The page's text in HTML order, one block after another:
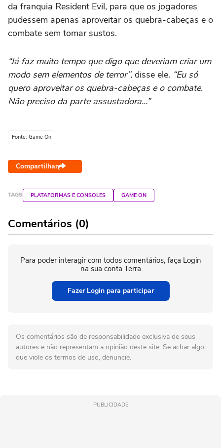
da franquia Resident Evil, para que os jogadores
pudessem apenas aproveitar os quebra-cabeças e o
combate sem tomar sustos.
“Já faz muito tempo que digo que deveriam criar um
modo sem elementos de terror”, disse ele. “Eu só
quero aproveitar os quebra-cabeças e o combate.
Não preciso da parte assustadora...”
Fonte: Game On
Compartilhar
TAGS PLATAFORMAS E CONSOLES GAME ON
Comentários (0)
Para poder interagir com todos comentários, faça Login
na sua conta Terra
Fazer Login para participar
Os comentários são de responsabilidade exclusiva de seus
autores e não representam a opinião deste site. Se achar algo
que viole os termos de uso, denuncie.
PUBLICIDADE